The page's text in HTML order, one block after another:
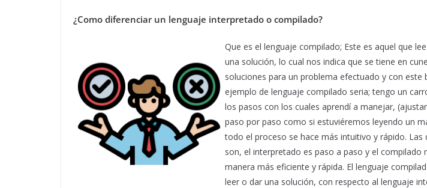
¿Como diferenciar un lenguaje interpretado o compilado?
Que es el lenguaje compilado; Este es aquel que
una solución, lo cual nos indica que se tiene en
soluciones para un problema efectuado y con este
ejemplo de lenguaje compilado seria; tengo un
los pasos con los cuales aprendí a manejar,
paso por paso como si estuviéremos leyendo un
todo el proceso se hace más intuitivo y rápido. Las
son, el interpretado es paso a paso y el compilado
manera más eficiente y rápida. El lenguaje
leer o dar una solución, con respecto al lenguaje